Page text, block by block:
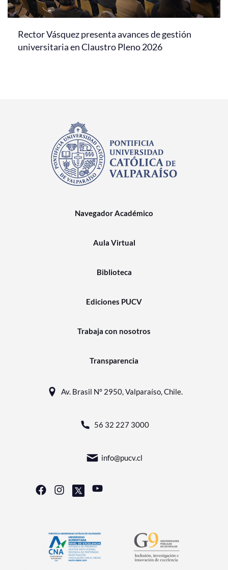
Rector Vásquez presenta avances de gestión
universitaria en Claustro Pleno 2026
Navegador Académico
Aula Virtual
Biblioteca
Ediciones PUCV
Trabaja con nosotros
Transparencia
Av. Brasil N° 2950, Valparaíso, Chile.
56 32 227 3000
info@pucv.cl